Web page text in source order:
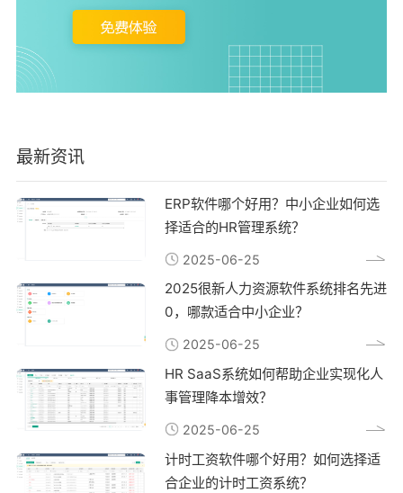
最新资讯
ERP软件哪个好用？中小企业如何选
择适合的HR管理系统？
2025-06-25
2025很新人力资源软件系统排名先进
0，哪款适合中小企业？
2025-06-25
HR SaaS系统如何帮助企业实现化人
事管理降本增效？
2025-06-25
计时工资软件哪个好用？如何选择适
合企业的计时工资系统？